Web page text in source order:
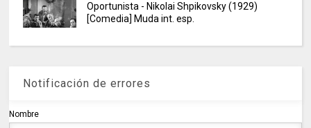
Oportunista - Nikolai Shpikovsky (1929)
[Comedia] Muda int. esp.
Notificación de errores
Nombre